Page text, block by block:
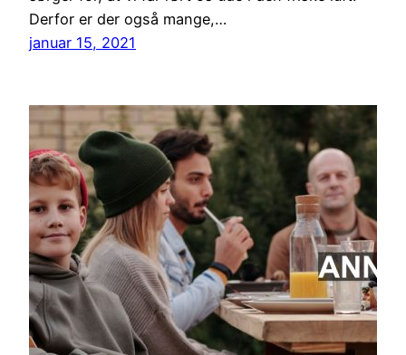
Derfor er der også mange,…
januar 15, 2021